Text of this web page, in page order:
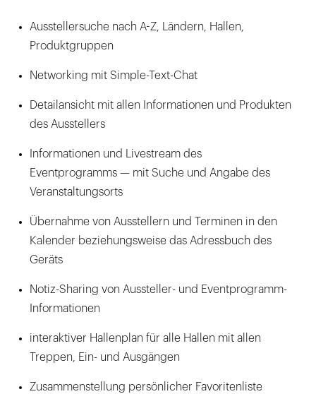
Ausstellersuche nach A-Z, Ländern, Hallen,
Produktgruppen
Networking mit Simple-Text-Chat
Detailansicht mit allen Informationen und Produkten
des Ausstellers
Informationen und Livestream des
Eventprogramms — mit Suche und Angabe des
Veranstaltungsorts
Übernahme von Ausstellern und Terminen in den
Kalender beziehungsweise das Adressbuch des
Geräts
Notiz-Sharing von Aussteller- und Eventprogramm-
Informationen
interaktiver Hallenplan für alle Hallen mit allen
Treppen, Ein- und Ausgängen
Zusammenstellung persönlicher Favoritenliste